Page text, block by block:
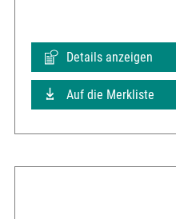
Details anzeigen
Auf die Merkliste